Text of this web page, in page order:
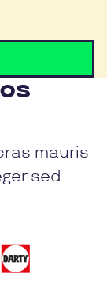
mauris
sed.